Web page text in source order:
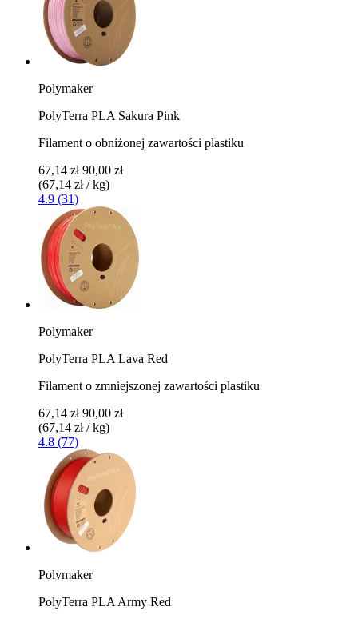
Polymaker
PolyTerra PLA Sakura Pink
Filament o obniżonej zawartości plastiku
67,14 zł 90,00 zł
(67,14 zł / kg)
4.9 (31)
Polymaker
PolyTerra PLA Lava Red
Filament o zmniejszonej zawartości plastiku
67,14 zł 90,00 zł
(67,14 zł / kg)
4.8 (77)
Polymaker
PolyTerra PLA Army Red